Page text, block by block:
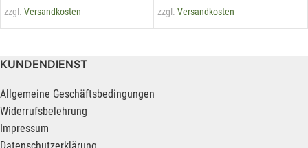
zzgl. Versandkosten
zzgl. Versandkosten
KUNDENDIENST
Allgemeine Geschäftsbedingungen
Widerrufsbelehrung
Impressum